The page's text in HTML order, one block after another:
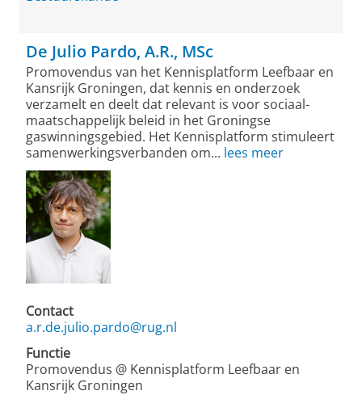
De Julio Pardo, A.R., MSc
Promovendus van het Kennisplatform Leefbaar en
Kansrijk Groningen, dat kennis en onderzoek
verzamelt en deelt dat relevant is voor sociaal-
maatschappelijk beleid in het Groningse
gaswinningsgebied. Het Kennisplatform stimuleert
samenwerkingsverbanden om... lees meer
Contact
a.r.de.julio.pardo@rug.nl
Functie
Promovendus @ Kennisplatform Leefbaar en
Kansrijk Groningen